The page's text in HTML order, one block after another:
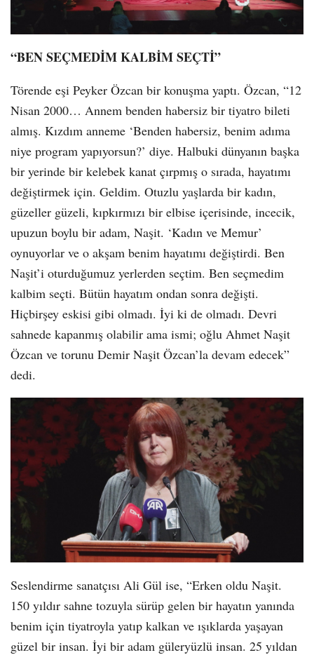
“BEN SEÇMEDİM KALBİM SEÇTİ”
Törende eşi Peyker Özcan bir konuşma yaptı. Özcan, “12
Nisan 2000… Annem benden habersiz bir tiyatro bileti
almış. Kızdım anneme ‘Benden habersiz, benim adıma
niye program yapıyorsun?’ diye. Halbuki dünyanın başka
bir yerinde bir kelebek kanat çırpmış o sırada, hayatımı
değiştirmek için. Geldim. Otuzlu yaşlarda bir kadın,
güzeller güzeli, kıpkırmızı bir elbise içerisinde, incecik,
upuzun boylu bir adam, Naşit. ‘Kadın ve Memur’
oynuyorlar ve o akşam benim hayatımı değiştirdi. Ben
Naşit’i oturduğumuz yerlerden seçtim. Ben seçmedim
kalbim seçti. Bütün hayatım ondan sonra değişti.
Hiçbirşey eskisi gibi olmadı. İyi ki de olmadı. Devri
sahnede kapanmış olabilir ama ismi; oğlu Ahmet Naşit
Özcan ve torunu Demir Naşit Özcan’la devam edecek”
dedi.
Seslendirme sanatçısı Ali Gül ise, “Erken oldu Naşit.
150 yıldır sahne tozuyla sürüp gelen bir hayatın yanında
benim için tiyatroyla yatıp kalkan ve ışıklarda yaşayan
güzel bir insan. İyi bir adam güleryüzlü insan. 25 yıldan